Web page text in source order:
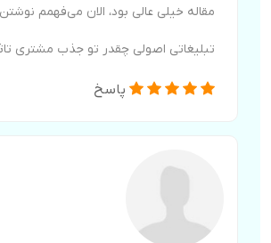
مقاله خیلی عالی بود، الان می‌فهمم
تبلیغاتی اصولی چقدر تو جذب مشتری
پاسخ